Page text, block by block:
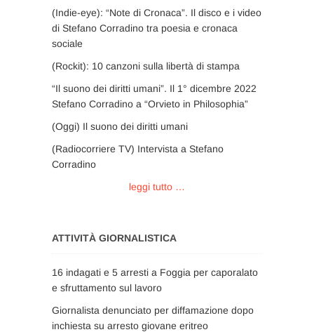
(Indie-eye): “Note di Cronaca”. Il disco e i video
di Stefano Corradino tra poesia e cronaca
sociale
(Rockit): 10 canzoni sulla libertà di stampa
“Il suono dei diritti umani”. Il 1° dicembre 2022
Stefano Corradino a “Orvieto in Philosophia”
(Oggi) Il suono dei diritti umani
(Radiocorriere TV) Intervista a Stefano
Corradino
leggi tutto …
ATTIVITÀ GIORNALISTICA
16 indagati e 5 arresti a Foggia per caporalato
e sfruttamento sul lavoro
Giornalista denunciato per diffamazione dopo
inchiesta su arresto giovane eritreo